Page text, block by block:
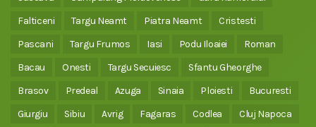
Falticeni
Targu Neamt Piatra Neamt
Cristesti
Pascani
Targu Frumos Iasi Podu Iloaiei
Roman
Bacau
Onesti Targu Secuiesc
Sfantu Gheorghe
Brasov
Predeal Azuga Sinaia Ploiesti
Bucuresti
Giurgiu
Sibiu Avrig Fagaras Codlea
Cluj Napoca